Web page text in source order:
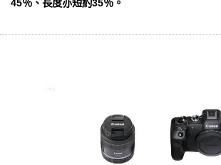
45％、長度亦短約35％。